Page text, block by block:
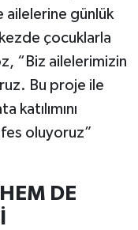
ailelerine günlük
çocuklarla
“Biz ailelerimizin
Bu proje ile
katılımını
oluyoruz”
DE